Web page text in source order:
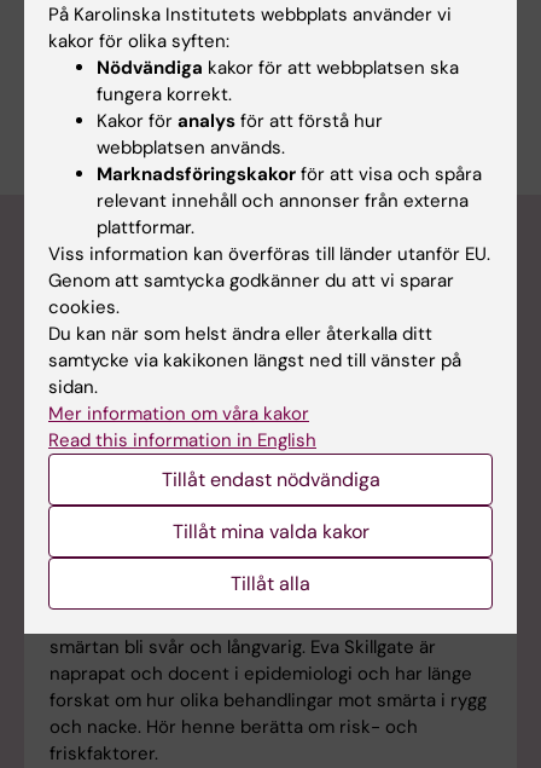
Karin Jensen använder hjärnavbildning för att
förstå varför långvarig smärta uppstår och vad som
händer i kroppen när placebo, patientens positiva
förväntningar, påverkar utfallet av en behandling.
Podden Medicinvetarna
smärtan bli svår och långvarig. Eva Skillgate är
naprapat och docent i epidemiologi och har länge
forskat om hur olika behandlingar mot smärta i rygg
och nacke. Hör henne berätta om risk- och
friskfaktorer.
På Karolinska Institutets webbplats använder vi
kakor för olika syften:
Nödvändiga kakor för att webbplatsen ska
fungera korrekt.
Kakor för analys för att förstå hur
webbplatsen används.
Marknadsföringskakor för att visa och spåra
relevant innehåll och annonser från externa
plattformar.
Viss information kan överföras till länder utanför EU.
Genom att samtycka godkänner du att vi sparar
cookies.
Du kan när som helst ändra eller återkalla ditt
samtycke via kakikonen längst ned till vänster på
sidan.
Mer information om våra kakor
Read this information in English
Tillåt endast nödvändiga
Tillåt mina valda kakor
Tillåt alla